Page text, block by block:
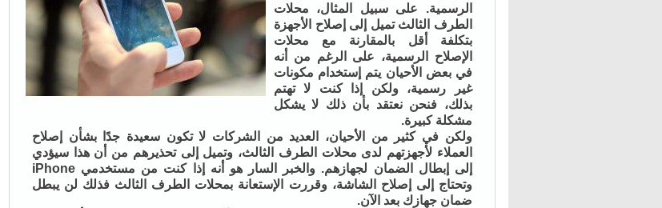
الرسمية. على سبيل المثال، محلات
الطرف الثالث تميل إلى إصلاح الأجهزة
بتكلفة أقل بالمقارنة مع محلات
الإصلاح الرسمية، على الرغم من أنه
في بعض الأحيان يتم إستخدام مكونات
غير رسمية، ولكن إذا كنت لا تهتم
بذلك، فنحن نعتقد بأن ذلك لا يشكل
مشكلة كبيرة.
ولكن في كثير من الأحيان، العديد من الشركات لا تكون سعيدة جدًا بشأن إصلاح
العملاء لأجهزتهم لدى محلات الطرف الثالث، وتميل إلى تحذيرهم من أن هذا سيؤدي
إلى إبطال الضمان لجهازهم. والخبر السار هو أنه إذا كنت من مستخدمي iPhone
وتحتاج إلى إصلاح الشاشة، وقررت الإستعانة بمحلات الطرف الثالث فذلك لن يبطل
ضمان جهازك بعد الآن.